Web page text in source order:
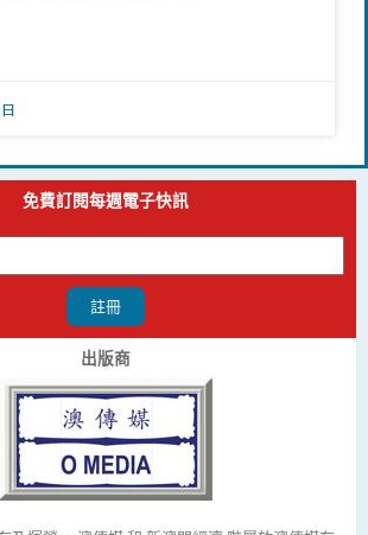
免費訂閱每週電子快訊
註冊
出版商